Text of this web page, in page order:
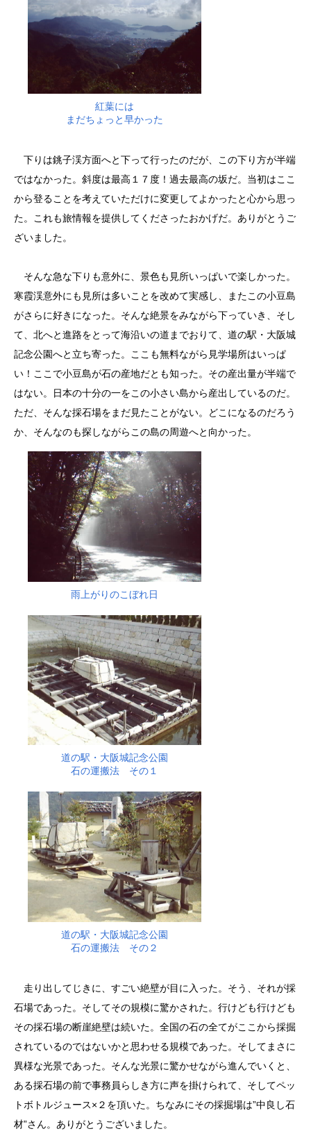
紅葉には
まだちょっと早かった
下りは銚子渓方面へと下って行ったのだが、この下り方が半端
ではなかった。斜度は最高１７度！過去最高の坂だ。当初はここ
から登ることを考えていただけに変更してよかったと心から思っ
た。これも旅情報を提供してくださったおかげだ。ありがとうご
ざいました。
そんな急な下りも意外に、景色も見所いっぱいで楽しかった。
寒霞渓意外にも見所は多いことを改めて実感し、またこの小豆島
がさらに好きになった。そんな絶景をみながら下っていき、そし
て、北へと進路をとって海沿いの道までおりて、道の駅・大阪城
記念公園へと立ち寄った。ここも無料ながら見学場所はいっぱ
い！ここで小豆島が石の産地だとも知った。その産出量が半端で
はない。日本の十分の一をこの小さい島から産出しているのだ。
ただ、そんな採石場をまだ見たことがない。どこになるのだろう
か、そんなのも探しながらこの島の周遊へと向かった。
雨上がりのこぼれ日
道の駅・大阪城記念公園
石の運搬法 その１
道の駅・大阪城記念公園
石の運搬法 その２
走り出してじきに、すごい絶壁が目に入った。そう、それが採
石場であった。そしてその規模に驚かされた。行けども行けども
その採石場の断崖絶壁は続いた。全国の石の全てがここから採掘
されているのではないかと思わせる規模であった。そしてまさに
異様な光景であった。そんな光景に驚かせながら進んでいくと、
ある採石場の前で事務員らしき方に声を掛けられて、そしてペッ
トボトルジュース×２を頂いた。ちなみにその採掘場は”中良し石
材”さん。ありがとうございました。